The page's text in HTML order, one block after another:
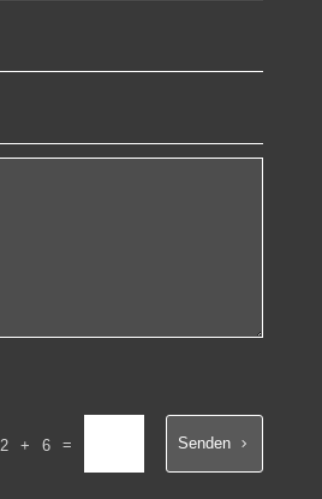
2 + 6 = Senden